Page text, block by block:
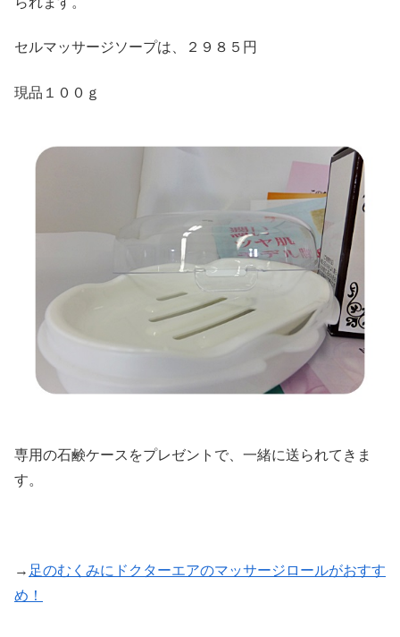
セルマッサージソープは、２９８５円
現品１００ｇ
専用の石鹸ケースをプレゼントで、一緒に送られてきま
す。
→ 足のむくみにドクターエアのマッサージロールがおすす
め！